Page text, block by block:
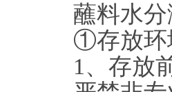
蘸料水
①存放环
1、存放